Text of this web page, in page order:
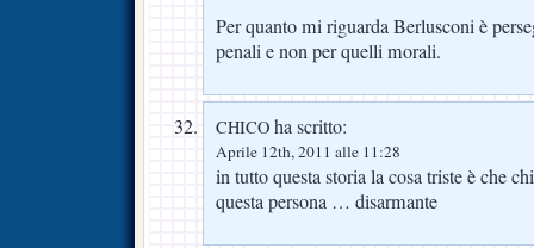
Per quanto mi riguarda Berlusconi è
penali e non per quelli morali.
CHICO ha scritto:
Aprile 12th, 2011 alle 11:28
in tutto questa storia la cosa triste è che
questa persona … disarmante